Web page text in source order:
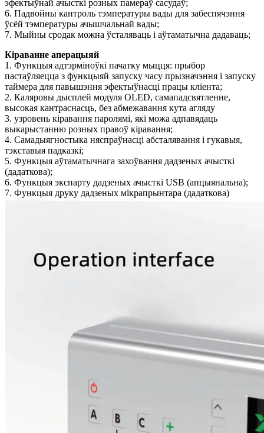
эфектыўнай ачысткі розных памераў сасудаў;
6. Падвойны кантроль тэмпературы вады для забеспячэння
ўсёй тэмпературы ачышчальнай вады;
7. Мыйны сродак можна ўсталяваць і аўтаматычна дадаваць;
Кіраванне аперацыяй
1. Функцыя адтэрміноўкі пачатку мыцця: прыбор
пастаўляецца з функцыяй запуску часу прызначэння і запуску
таймера для павышэння эфектыўнасці працы кліента;
2. Каляровы дысплей модуля OLED, самападсвятленне,
высокая кантраснасць, без абмежавання кута агляду
3. узровень кіравання паролямі, які можа адпавядаць
выкарыстанню розных правоў кіравання;
4. Самадыягностыка няспраўнасці абсталявання і гукавыя,
тэкставыя падказкі;
5. Функцыя аўтаматычнага захоўвання дадзеных ачысткі
(дадаткова);
6. Функцыя экспарту дадзеных ачысткі USB (апцыянальна);
7. Функцыя друку дадзеных мікрапрынтара (дадаткова)